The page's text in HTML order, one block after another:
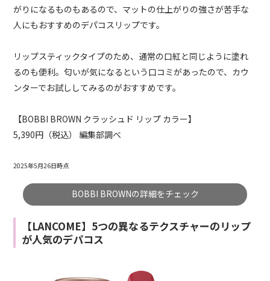
がりになるものもあるので、マットの仕上がりの強さが苦手な
人にもおすすめのデパコスリップです。
リップスティックタイプのため、通常の口紅と同じように塗れ
るのも便利。匂いが気になるという口コミがあったので、カウ
ンターでお試ししてみるのがおすすめです。
【BOBBI BROWN クラッシュド リップ カラー】
5,390円（税込） 編集部調べ
2025年5月26日時点
BOBBI BROWNの詳細をチェック
【LANCOME】5つの異なるテクスチャーのリップ
が人気のデパコス